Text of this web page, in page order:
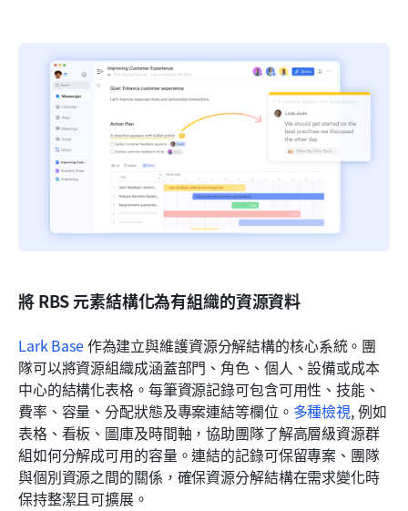
將 RBS 元素結構化為有組織的資源資料
Lark Base 作為建立與維護資源分解結構的核心系統。團
隊可以將資源組織成涵蓋部門、角色、個人、設備或成本
中心的結構化表格。每筆資源記錄可包含可用性、技能、
費率、容量、分配狀態及專案連結等欄位。 多種檢視,例如
表格、看板、圖庫及時間軸，協助團隊了解高層級資源群
組如何分解成可用的容量。連結的記錄可保留專案、團隊
與個別資源之間的關係，確保資源分解結構在需求變化時
保持整潔且可擴展。